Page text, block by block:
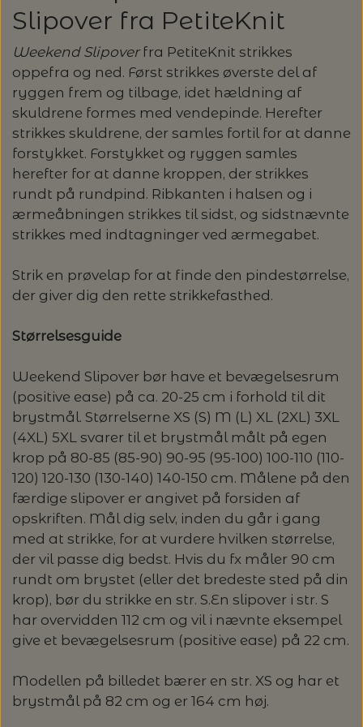
LANG YARNS: CASHMERE CLASSIC - SPAR
30%
RAUMA: PETUNIA PIMA BOMULDSGARN
- SPAR 20%
PACUALI: SAYAMA - SPAR 15%
PASCUALI: NEPAL - SPAR 20%
POMP STITCH - BRODERI - SPAR 30-35%
SPAR 40% - GLERUPS STØVLER BØRN (STR.
19 - 23)
PERMIN: SPAR 30% PÅ ALLE
JULEBRODERIER
BALDYRE: UDVALGTE BRODERIER - SPAR
20%
KAREN KLARBÆK
KATIA CONCEPT
KIT COUTURE - GARN
KNITTING FOR OLIVE
LANG YARNS
PERMIN
SOMMERGARN
ISTEX
JOJO KNITWEAR - GARNKITS
KIT COUTURE
LENE HOLME SAMSØE - LEKNIT
MY FAVOURITE THINGS KNITWEAR
ODD ROW
PETITEKNIT
RAUMA
SUSIE HAUMANN
TØRKLÆDER/SJALER/PONCHOER
ISAGER - ULDSÆBE/WOOLSOAP
ELASTIKKER
GARNVINDER / KRYDSNØGLEAPPARAT
GARNVINSLER
MASKEMARKØRER
MASKESTOPPERE
MÅLEBÅND / PINDEMÅLERE
OPSKRIFTHOLDER FRA KNITPRO -
MAGMA
SAKSE
STRIKKE- OG SYNÅLE
SYTRÅD
TRYKLÅSE
STRIKKENÅLE, SYNÅLE OG PUNCHNÅLE
SYTRÅD
GLERUPS BØRN OG BABY
GLERUPS FILTSÅLER
TASKER - MUUD LIVING
TILBEHØR - MUUD LIVING
OMNIOUTIL - JAPANSKE SPANDE -
HACHIMAN
Slipover fra PetiteKnit
Weekend Slipoverfra PetiteKnit strikkes
oppefra og ned. Først strikkes øverste del af
ryggen frem og tilbage, idet hældning af
skuldrene formes med vendepinde. Herefter
strikkes skuldrene, der samles fortil for at danne
forstykket. Forstykket og ryggen samles
herefter for at danne kroppen, der strikkes
rundt på rundpind. Ribkanten i halsen og i
ærmeåbningen strikkes til sidst, og sidstnævnte
strikkes med indtagninger ved ærmegabet.
Strik en prøvelap for at finde den pindestørrelse,
der giver dig den rette strikkefasthed.
Størrelsesguide
Weekend Slipover bør have et bevægelsesrum
(positive ease) på ca. 20-25 cm i forhold til dit
brystmål. Størrelserne XS (S) M (L) XL (2XL) 3XL
(4XL) 5XL svarer til et brystmål målt på egen
krop på 80-85 (85-90) 90-95 (95-100) 100-110 (110-
120) 120-130 (130-140) 140-150 cm. Målene på den
færdige slipover er angivet på forsiden af
opskriften. Mål dig selv, inden du går i gang
med at strikke, for at vurdere hvilken størrelse,
der vil passe dig bedst. Hvis du fx måler 90 cm
rundt om brystet (eller det bredeste sted på din
krop), bør du strikke en str. S.En slipover i str. S
har overvidden 112 cm og vil i nævnte eksempel
give et bevægelsesrum (positive ease) på 22 cm.
Modellen på billedet bærer en str. XS og har et
brystmål på 82 cm og er 164 cm høj.